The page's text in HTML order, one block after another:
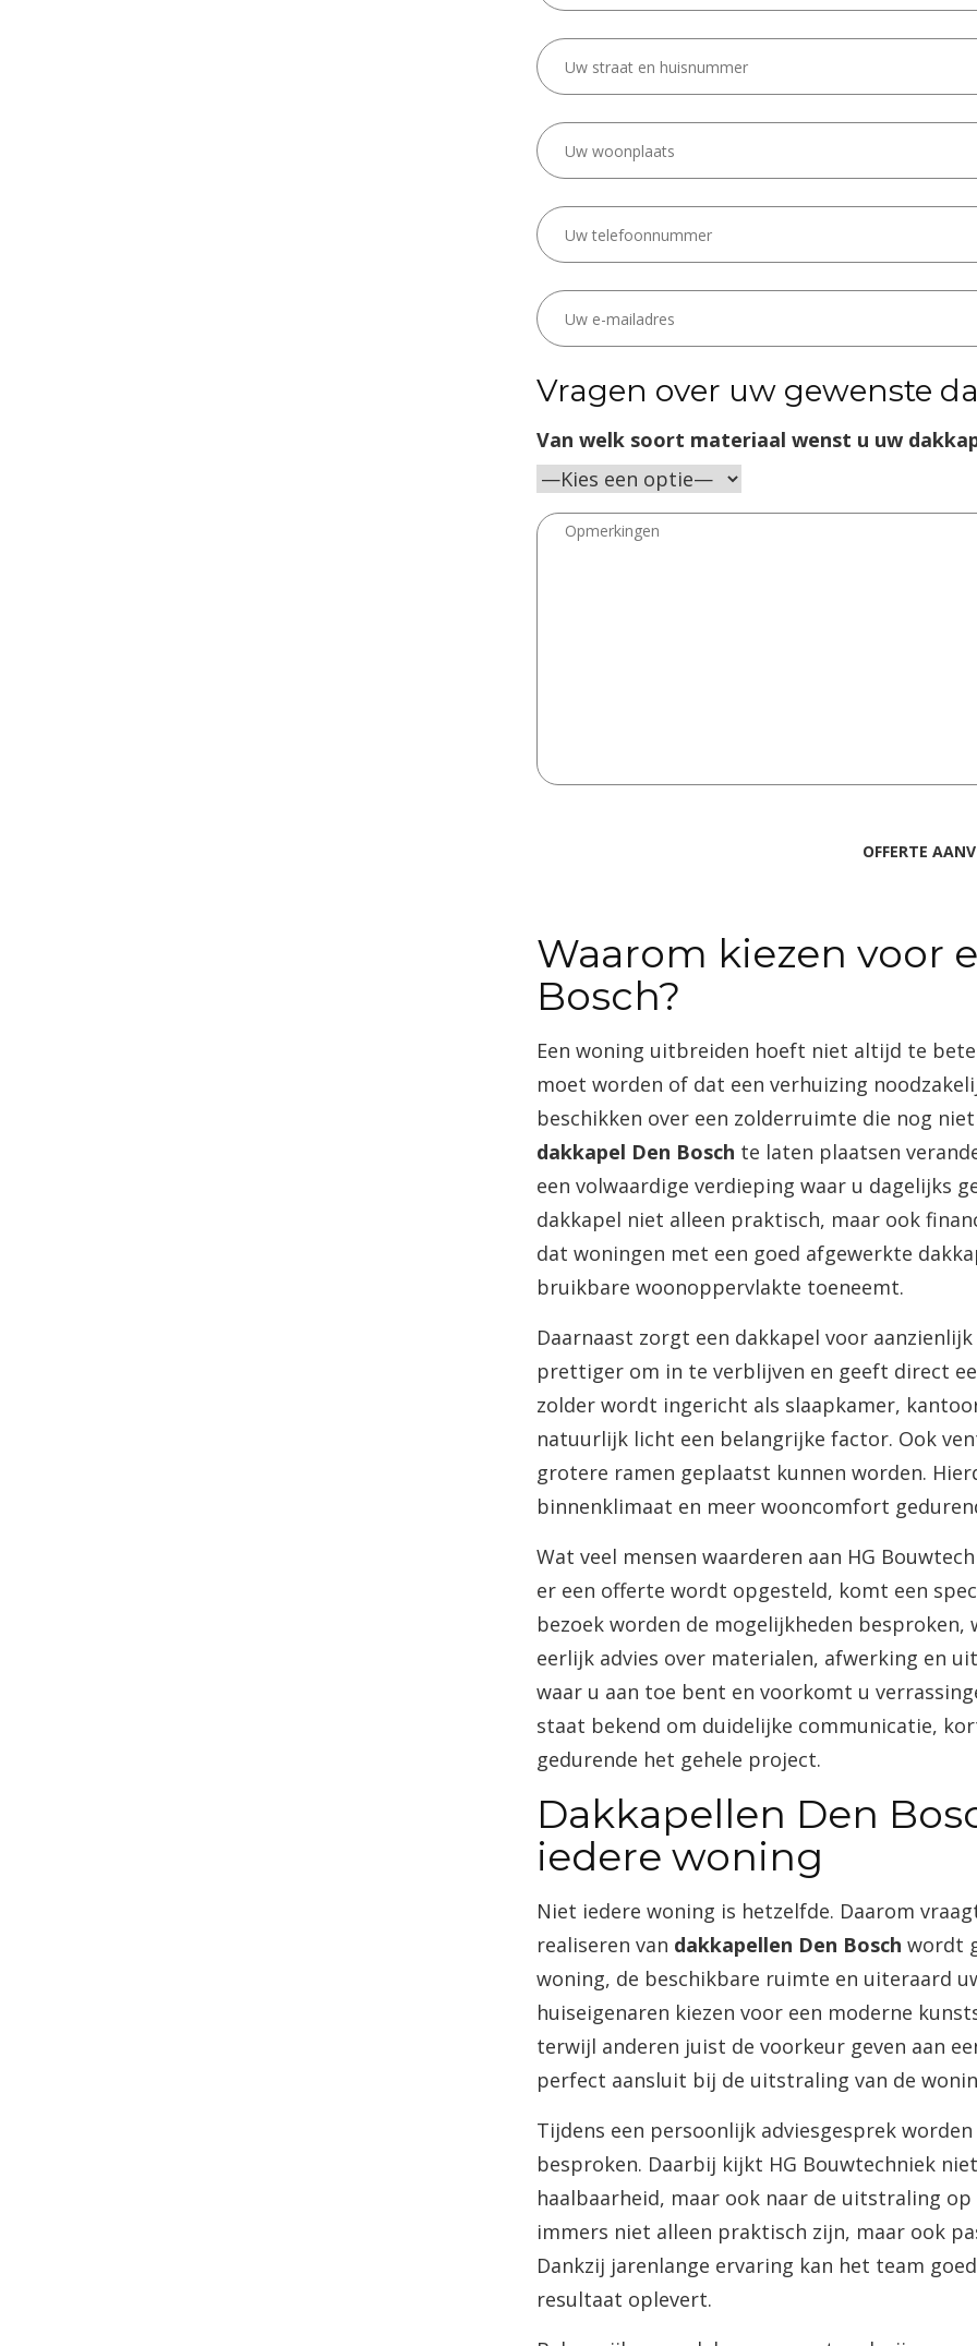
Vragen over uw gewenste
Van welk soort materiaal wenst u uw
Waarom kiezen voor
Bosch?
Een woning uitbreiden hoeft niet altijd te
moet worden of dat een verhuizing
beschikken over een zolderruimte die nog
dakkapel Den Bosch te laten plaatsen
een volwaardige verdieping waar u dagelijks
dakkapel niet alleen praktisch, maar ook
dat woningen met een goed afgewerkte
bruikbare woonoppervlakte toeneemt.
Daarnaast zorgt een dakkapel voor
prettiger om in te verblijven en geeft direct
zolder wordt ingericht als slaapkamer,
natuurlijk licht een belangrijke factor. Ook
grotere ramen geplaatst kunnen worden.
binnenklimaat en meer wooncomfort
Wat veel mensen waarderen aan HG
er een offerte wordt opgesteld, komt een
bezoek worden de mogelijkheden
eerlijk advies over materialen, afwerking en
waar u aan toe bent en voorkomt u
staat bekend om duidelijke communicatie,
gedurende het gehele project.
Dakkapellen Den
iedere woning
Niet iedere woning is hetzelfde. Daarom
realiseren van dakkapellen Den Bosch wordt
woning, de beschikbare ruimte en uiteraard
huiseigenaren kiezen voor een moderne
terwijl anderen juist de voorkeur geven aan
perfect aansluit bij de uitstraling van de
Tijdens een persoonlijk adviesgesprek
besproken. Daarbij kijkt HG Bouwtechniek
haalbaarheid, maar ook naar de uitstraling
immers niet alleen praktisch zijn, maar ook
Dankzij jarenlange ervaring kan het team
resultaat oplevert.